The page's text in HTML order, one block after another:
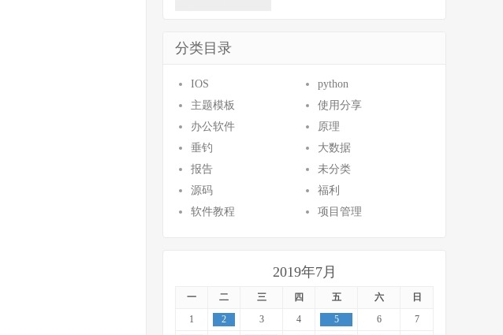
分类目录
IOS
python
主题模板
使用分享
办公软件
原理
垂钓
大数据
报告
未分类
源码
福利
软件教程
项目管理
2019年7月
一 二 三 四 五 六 日
1 2 3 4 5 6
7